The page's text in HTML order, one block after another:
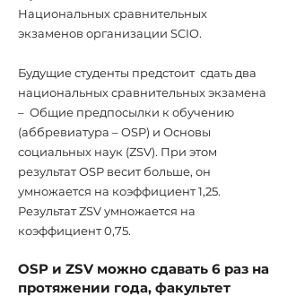
Национальных сравнительных
экзаменов организации SCIO.
Будущие студенты предстоит сдать два
национальных сравнительных экзамена
– Общие предпосылки к обучению
(аббревиатура – OSP) и Основы
социальных наук (ZSV). При этом
результат OSP весит больше, он
умножается на коэффициент 1,25.
Результат ZSV умножается на
коэффициент 0,75.
OSP и ZSV можно сдавать 6 раз на
протяжении года, факультет